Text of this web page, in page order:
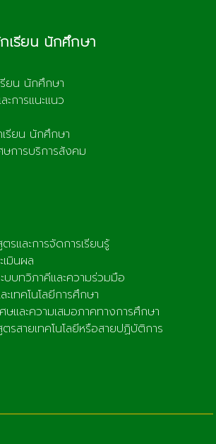
เรียน นักศึกษา
ยน นักศึกษา
การแนะแนว
รียน นักศึกษา
ษการบริการสังคม
และการจัดการเรียนรู้
มินผล
บบทวิภาคีและความร่วมมือ
เทคโนโลยีการศึกษา
ษและความเสมอภาคทางการศึกษา
สายเทคโนโลยีหรือสายปฏิบัติการ